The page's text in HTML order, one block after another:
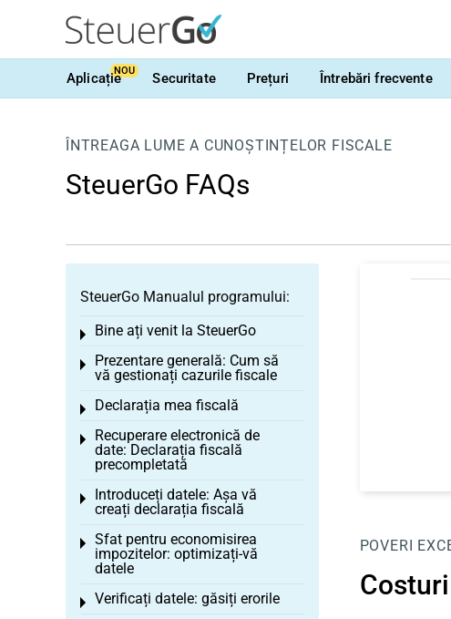
AplicațieNOU Securitate Prețuri Întrebări frecvente
ÎNTREAGA LUME A CUNOȘTINȚELOR FISCALE
SteuerGo FAQs
POVERI
SteuerGo Manualul programului:
Bine ați venit la SteuerGo
Toggle menu
Prezentare generală: Cum să
vă gestionați cazurile fiscale
Toggle menu
Declarația mea fiscală
Toggle menu
Recuperare electronică de
date: Declarația fiscală
precompletată
Toggle menu
Introduceți datele: Așa vă
creați declarația fiscală
Toggle menu
Sfat pentru economisirea
impozitelor: optimizați-vă
datele
Toggle menu
Verificați datele: găsiți erorile
Toggle menu